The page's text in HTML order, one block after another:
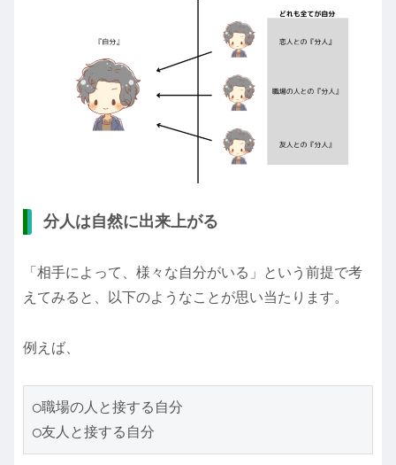
分人は自然に出来上がる
「相手によって、様々な自分がいる」という前提で考
えてみると、以下のようなことが思い当たります。
例えば、
◯職場の人と接する自分
◯友人と接する自分